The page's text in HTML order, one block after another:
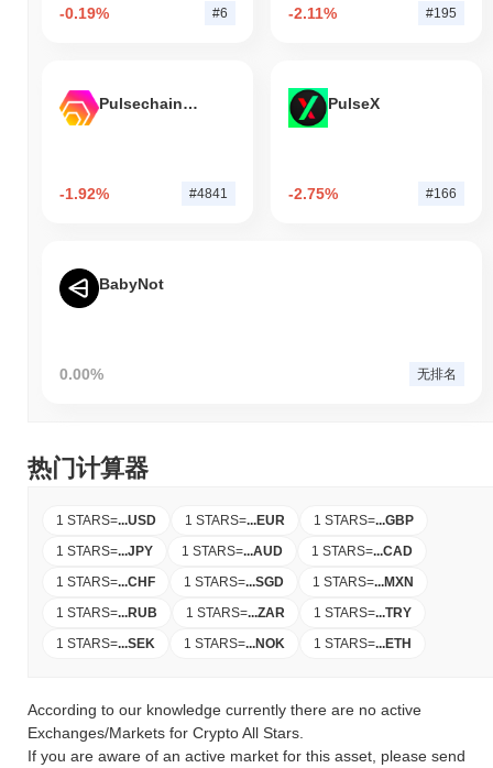
-0.19% #6 -2.11% #195
Pulsechain Bridged HEX (Pulsechain)
-1.92% #4841
PulseX
-2.75% #166
BabyNot
0.00% 无排名
热门计算器
1 STARS=...USD 1 STARS=...EUR 1 STARS=...GBP
1 STARS=...JPY 1 STARS=...AUD 1 STARS=...CAD
1 STARS=...CHF 1 STARS=...SGD 1 STARS=...MXN
1 STARS=...RUB 1 STARS=...ZAR 1 STARS=...TRY
1 STARS=...SEK 1 STARS=...NOK 1 STARS=...ETH
According to our knowledge currently there are no active
Exchanges/Markets for Crypto All Stars.
If you are aware of an active market for this asset, please send